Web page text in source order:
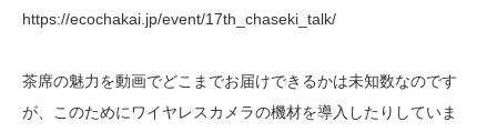
https://ecochakai.jp/event/17th_chaseki_talk/
茶席の魅力を動画でどこまでお届けできるかは未知数なのです
が、このためにワイヤレスカメラの機材を導入したりしていま